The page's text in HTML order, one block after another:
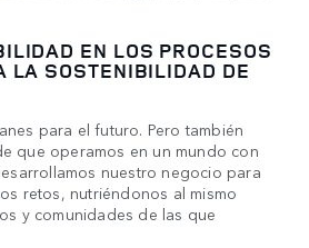
EN LOS PROCESOS
LA SOSTENIBILIDAD DE
para el futuro. Pero también
que operamos en un mundo con
nuestro negocio para
retos, nutriéndonos al mismo
y comunidades de las que